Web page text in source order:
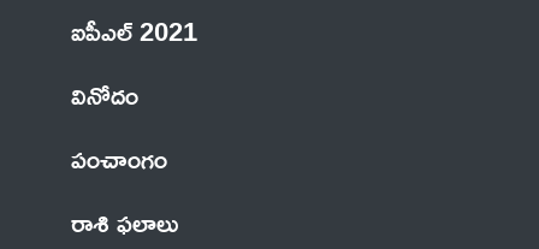
ఐపీఎల్ 2021
వినోదం
పంచాంగం
రాశి ఫలాలు